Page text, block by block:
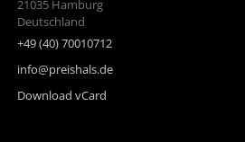
21035 Hamburg
Deutschland
+49 (40) 70010712
info@preishals.de
Download vCard